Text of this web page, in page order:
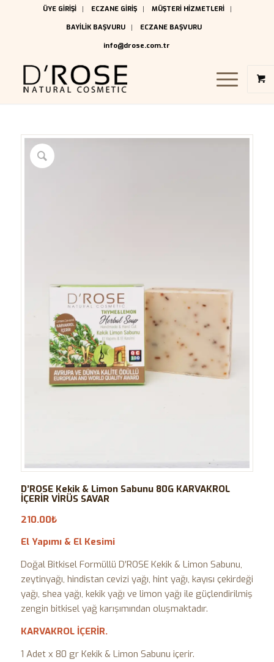
ÜYE GİRİŞİ ECZANE GİRİŞ
MÜŞTERİ HİZMETLERİ
BAYİLİK BAŞVURU
ECZANE BAŞVURU
info@drose.com.tr
D’ROSE Kekik & Limon Sabunu 80G KARVAKROL
İÇERİR VİRÜS SAVAR
210.00₺
El Yapımı & El Kesimi
Doğal Bitkisel Formüllü D’ROSE Kekik & Limon Sabunu,
zeytinyağı, hindistan cevizi yağı, hint yağı, kayısı çekirdeği
yağı, shea yağı, kekik yağı ve limon yağı ile güçlendirilmiş
zengin bitkisel yağ karışımından oluşmaktadır.
KARVAKROL İÇERİR.
1 Adet x 80 gr Kekik & Limon Sabunu içerir.